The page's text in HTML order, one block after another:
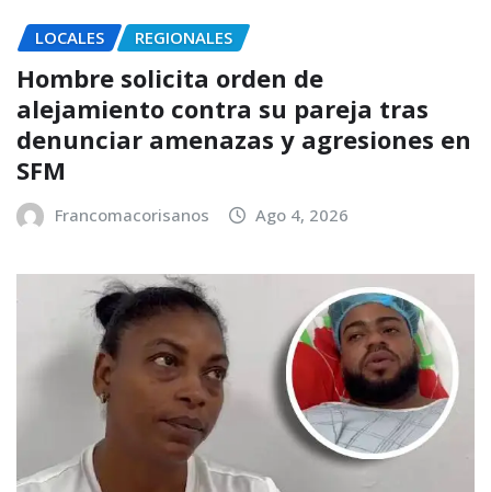
LOCALES REGIONALES
Hombre solicita orden de
alejamiento contra su pareja tras
denunciar amenazas y agresiones en
SFM
Francomacorisanos Ago 4, 2026